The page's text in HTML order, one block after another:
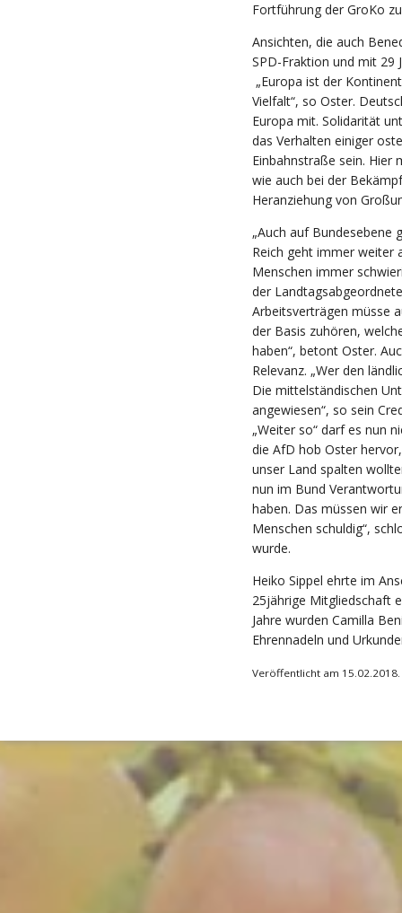
Fortführung der GroKo
Ansichten, die auch
SPD-Fraktion und mit 29
„Europa ist der
Vielfalt“, so Oster.
Europa mit. Solidarität
das Verhalten einiger
Einbahnstraße sein. Hier
wie auch bei der
Heranziehung von
„Auch auf Bundesebene
Reich geht immer weiter
Menschen immer
der
Arbeitsverträgen müsse
der Basis zuhören,
haben“, betont Oster.
Relevanz. „Wer den
Die mittelständischen
angewiesen“, so sein
„Weiter so“ darf es nun
die AfD hob Oster
unser Land spalten
nun im Bund
haben. Das müssen wir
Menschen schuldig“,
wurde.
Heiko Sippel ehrte im
25jährige Mitgliedschaft
Jahre wurden Camilla
Ehrennadeln und
Veröffentlicht am 15.02.2018.